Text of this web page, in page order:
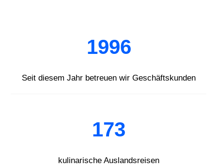
1996
Seit diesem Jahr betreuen wir Geschäftskunden
173
kulinarische Auslandsreisen